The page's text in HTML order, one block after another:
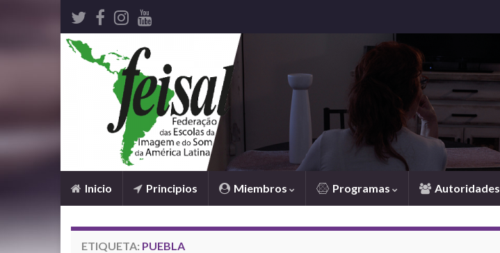
Inicio Principios Miembros Programas Autoridades
ETIQUETA: PUEBLA